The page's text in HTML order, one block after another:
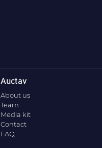
Auctav
About us
Team
Media kit
Contact
FAQ